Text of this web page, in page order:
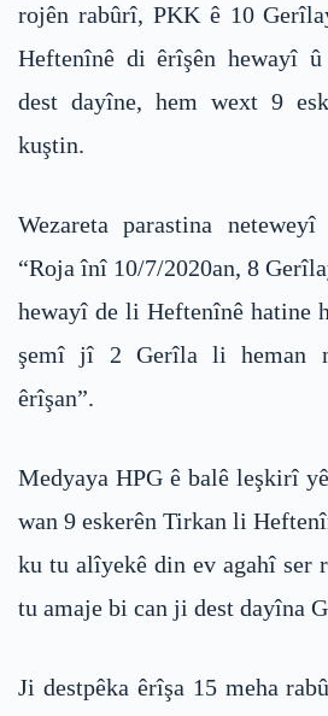
rojên rabûrî, PKK ê 10
Heftenînê di êrîşên hewayî
dest dayîne, hem wext 9
kuştin.
Wezareta parastina
“Roja înî 10/7/2020an, 8
hewayî de li Heftenînê hatine
şemî jî 2 Gerîla li heman
êrîşan”.
Medyaya HPG ê balê leşkirî
wan 9 eskerên Tirkan li
ku tu alîyekê din ev agahî ser
tu amaje bi can ji dest dayîna
Ji destpêka êrîşa 15 meha